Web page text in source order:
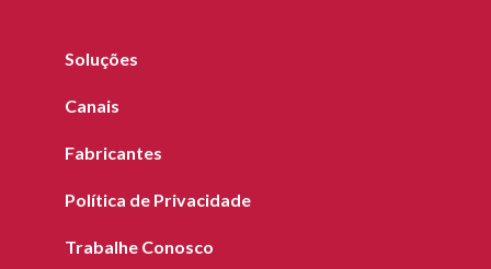
Soluções
Canais
Fabricantes
Política de Privacidade
Trabalhe Conosco